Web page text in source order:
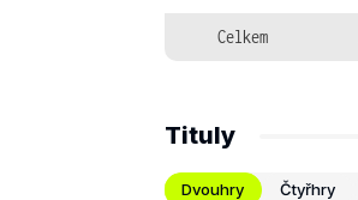
Celkem
Tituly
Dvouhry Čtyřhry